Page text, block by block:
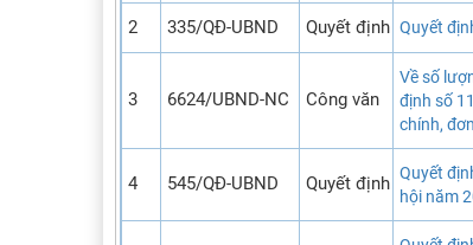
2 335/QĐ-UBND Quyết định Quyết
3 6624/UBND-NC Công văn
Về số
định số
chính,
4 545/QĐ-UBND Quyết định Quyết
hội năm